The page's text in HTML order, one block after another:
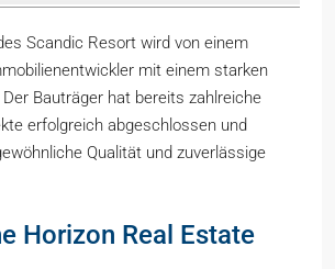
Scandic Resort wird von einem
mit einem starken
Bauträger hat bereits zahlreiche
erfolgreich abgeschlossen und
Qualität und zuverlässige
Horizon Real Estate